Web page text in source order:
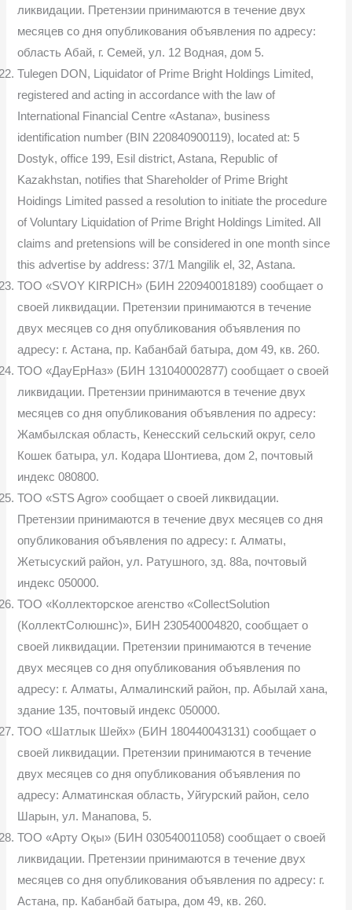
ликвидации. Претензии принимаются в течение двух
месяцев со дня опубликования объявления по адресу:
область Абай, г. Семей, ул. 12 Водная, дом 5.
Tulegen DON, Liquidator of Prime Bright Holdings Limited,
registered and acting in accordance with the law of
International Financial Centre «Astana», business
identification number (BIN 220840900119), located at: 5
Dostyk, office 199, Esil district, Astana, Republic of
Kazakhstan, notifies that Shareholder of Prime Bright
Hoidings Limited passed a resolution to initiate the procedure
of Voluntary Liquidation of Prime Bright Holdings Limited. All
claims and pretensions will be considered in one month since
this advertise by address: 37/1 Mangilik el, 32, Astana.
ТОО «SVOY KIRPICH» (БИН 220940018189) сообщает о
своей ликвидации. Претензии принимаются в течение
двух месяцев со дня опубликования объявления по
адресу: г. Астана, пр. Кабанбай батыра, дом 49, кв. 260.
ТОО «ДауЕрНаз» (БИН 131040002877) сообщает о своей
ликвидации. Претензии принимаются в течение двух
месяцев со дня опубликования объявления по адресу:
Жамбылская область, Кенесский сельский округ, село
Кошек батыра, ул. Кодара Шонтиева, дом 2, почтовый
индекс 080800.
ТОО «STS Agro» сообщает о своей ликвидации.
Претензии принимаются в течение двух месяцев со дня
опубликования объявления по адресу: г. Алматы,
Жетысуский район, ул. Ратушного, зд. 88а, почтовый
индекс 050000.
ТОО «Коллекторское агенство «CollectSolution
(КоллектСолюшнс)», БИН 230540004820, сообщает о
своей ликвидации. Претензии принимаются в течение
двух месяцев со дня опубликования объявления по
адресу: г. Алматы, Алмалинский район, пр. Абылай хана,
здание 135, почтовый индекс 050000.
ТОО «Шатлык Шейх» (БИН 180440043131) сообщает о
своей ликвидации. Претензии принимаются в течение
двух месяцев со дня опубликования объявления по
адресу: Алматинская область, Уйгурский район, село
Шарын, ул. Манапова, 5.
ТОО «Арту Оқы» (БИН 030540011058) сообщает о своей
ликвидации. Претензии принимаются в течение двух
месяцев со дня опубликования объявления по адресу: г.
Астана, пр. Кабанбай батыра, дом 49, кв. 260.